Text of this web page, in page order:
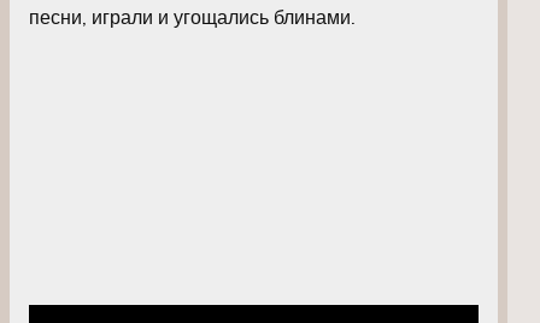
песни, играли и угощались блинами.